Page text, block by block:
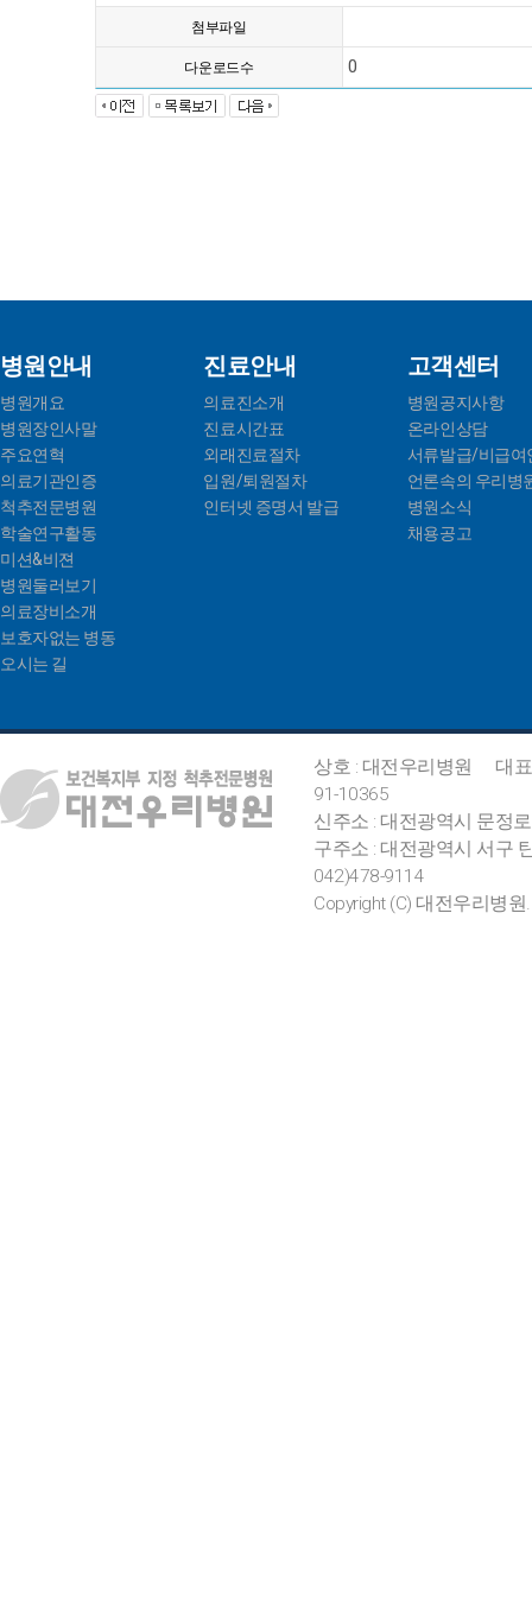
첨부파일
다운로드수 0
병원안내
병원개요
병원장인사말
주요연혁
의료기관인증
척추전문병원
학술연구활동
미션&비젼
병원둘러보기
의료장비소개
보호자없는 병동
오시는 길
진료안내
의료진소개
진료시간표
외래진료절차
입원/퇴원절차
인터넷 증명서 발급
고객센터
병원공지사항
온라인상담
서류발급/비급여
언론속의 우리병
병원소식
채용공고
상호 : 대전우리병원
대
91-10365
신주소 : 대전광역시 문정
구주소 : 대전광역시 서구
042)478-9114
Copyright (C) 대전우리병원